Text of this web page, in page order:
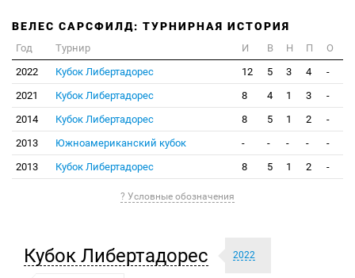
ВЕЛЕС САРСФИЛД: ТУРНИРНАЯ ИСТОРИЯ
Год Турнир И В Н П
О
2022
Кубок Либертадорес 12 5 3 4
-
2021
Кубок Либертадорес 8 4 1 3
-
2014
Кубок Либертадорес 8 5 1 2
-
2013
Южноамериканский кубок - - - -
-
2013
Кубок Либертадорес 8 5 1 2 -
? Условные обозначения
Кубок Либертадорес 2022